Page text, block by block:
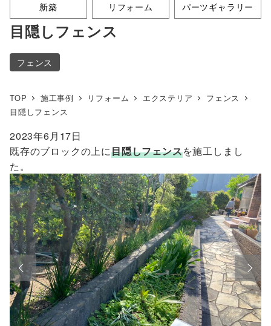
新築 リフォーム パーツギャラリー
目隠しフェンス
フェンス
TOP 施工事例 リフォーム エクステリア
フェンス
目隠しフェンス
2023年6月17日
既存のブロックの上に目隠しフェンスを施工しまし
た。